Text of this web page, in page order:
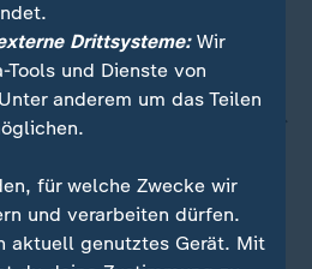
Drittsysteme:Wir
und Dienste von
anderem um das Teilen
für welche Zwecke wir
und verarbeiten dürfen.
aktuell genutztes Gerät. Mit